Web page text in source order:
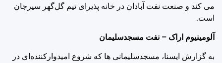
می کند و صنعت نفت آبادان در خانه پذیرای تیم گل‌گهر سیرجان
است.
آلومینیوم اراک – نفت مسجدسلیمان
به گزارش ایسنا، مسجدسلیمانی ها که شروع امیدوارکننده‌ای در